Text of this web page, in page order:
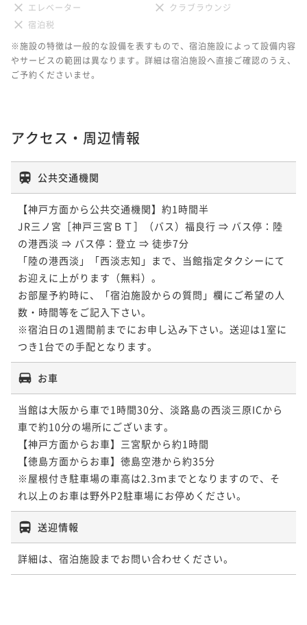
エレベーター
クラブラウンジ
宿泊税
※施設の特徴は一般的な設備を表すもので、宿泊施設によって設備内容
やサービスの範囲は異なります。詳細は宿泊施設へ直接ご確認のうえ、
ご予約くださいませ。
アクセス・周辺情報
公共交通機関
【神戸方面から公共交通機関】約1時間半
JR三ノ宮［神戸三宮ＢＴ］（バス）福良行 ⇒ バス停：陸
の港西淡 ⇒ バス停：登立 ⇒ 徒歩7分
「陸の港西淡」「西淡志知」まで、当館指定タクシーにて
お迎えに上がります（無料）。
お部屋予約時に、「宿泊施設からの質問」欄にご希望の人
数・時間等をご記入下さい。
※宿泊日の1週間前までにお申し込み下さい。送迎は1室に
つき1台での手配となります。
お車
当館は大阪から車で1時間30分、淡路島の西淡三原ICから
車で約10分の場所にございます。
【神戸方面からお車】三宮駅から約1時間
【徳島方面からお車】徳島空港から約35分
※屋根付き駐車場の車高は2.3ｍまでとなりますので、そ
送迎情報
詳細は、宿泊施設までお問い合わせください。